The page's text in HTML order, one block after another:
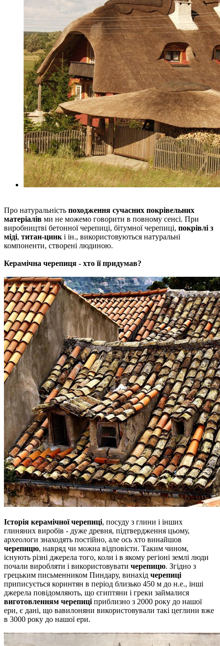
Про натуральність походження сучасних покрівельних
матеріалів ми не можемо говорити в повному сенсі. При
виробництві бетонної черепиці, бітумної черепиці, покрівлі з
міді, титан-цинк і ін., використовуються натуральні
компоненти, створені людиною.
Керамічна черепиця - хто її придумав?
Історія керамічної черепиці, посуду з глини і інших
глиняних виробів - дуже древня, підтвердження цьому,
археологи знаходять постійно, але ось хто винайшов
черепицю, навряд чи можна відповісти. Таким чином,
існують різні джерела того, коли і в якому регіоні землі люди
почали виробляти і використовувати черепицю. Згідно з
грецьким письменником Пиндару, винахід черепиці
приписується коринтян в період близько 450 м до н.е., інші
джерела повідомляють, що єгиптяни і греки займалися
виготовленням черепиці приблизно з 2000 року до нашої
ери, є дані, що вавилоняни використовували такі цеглини вже
в 3000 року до нашої ери.